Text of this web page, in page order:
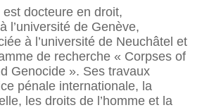
est docteure en droit,
l’université de Genève,
à l’université de Neuchâtel et
de recherche « Corpses of
Genocide ». Ses travaux
pénale internationale, la
les droits de l’homme et la